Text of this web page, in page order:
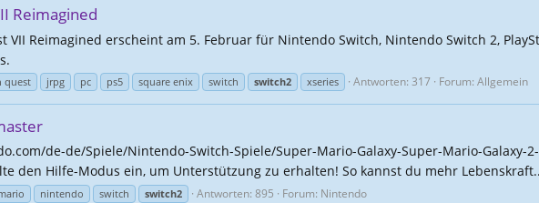
Reimagined
VII Reimagined erscheint am 5. Februar für Nintendo Switch, Nintendo Switch 2,
quest jrpg pc ps5 square enix switch switch2 xseries Antworten: 317 Forum: Allgemein
de-de/Spiele/Nintendo-Switch-Spiele/Super-Mario-Galaxy-Super-Mario-Galaxy-
den Hilfe-Modus ein, um Unterstützung zu erhalten! So kannst du mehr
nintendo switch switch2 Antworten: 895 Forum: Nintendo